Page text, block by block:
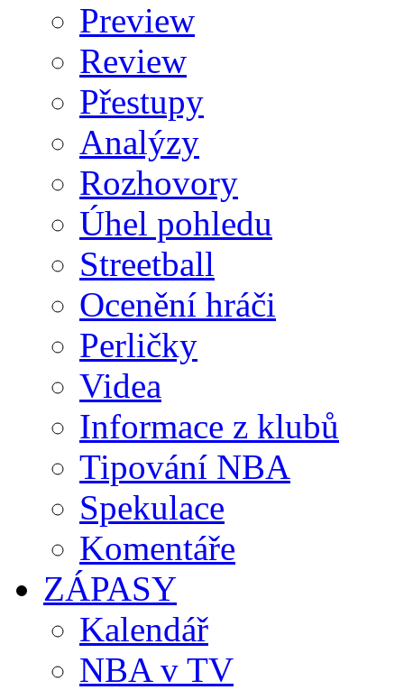
Preview
Review
Přestupy
Analýzy
Rozhovory
Úhel pohledu
Streetball
Ocenění hráči
Perličky
Videa
Informace z klubů
Tipování NBA
Spekulace
Komentáře
ZÁPASY
Kalendář
NBA v TV